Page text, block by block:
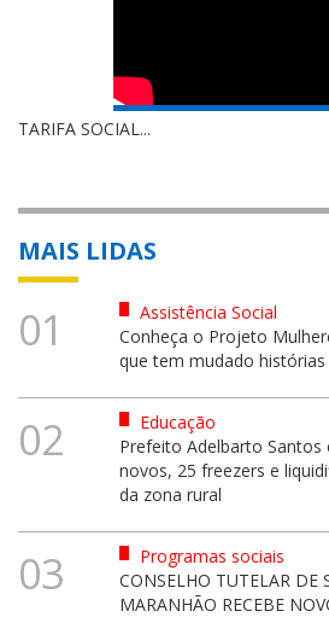
TARIFA SOCIAL...
MAIS LIDAS
01
Assistência Social
Conheça o Projeto
que tem mudado histórias
02
Educação
Prefeito Adelbarto Santos
novos, 25 freezers e
da zona rural
03
Programas sociais
CONSELHO TUTELAR DE
MARANHÃO RECEBE